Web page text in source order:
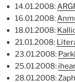
14.01.2008:
16.01.2008:
18.01.2008:
21.01.2008:
23.01.2008:
25.01.2008:
28.01.2008: